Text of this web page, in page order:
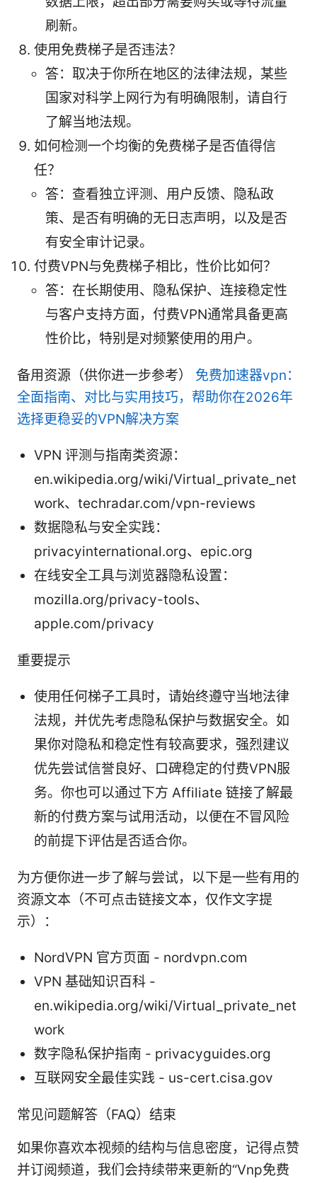
刷新。
使用免费梯子是否违法？
答：取决于你所在地区的法律法规，某些
国家对科学上网行为有明确限制，请自行
了解当地法规。
如何检测一个均衡的免费梯子是否值得信
任？
答：查看独立评测、用户反馈、隐私政
策、是否有明确的无日志声明，以及是否
有安全审计记录。
付费VPN与免费梯子相比，性价比如何？
答：在长期使用、隐私保护、连接稳定性
与客户支持方面，付费VPN通常具备更高
性价比，特别是对频繁使用的用户。
备用资源（供你进一步参考） 免费加速器vpn：
全面指南、对比与实用技巧，帮助你在2026年
选择更稳妥的VPN解决方案
VPN 评测与指南类资源：
en.wikipedia.org/wiki/Virtual_private_net
work、techradar.com/vpn-reviews
数据隐私与安全实践：
privacyinternational.org、epic.org
在线安全工具与浏览器隐私设置：
mozilla.org/privacy-tools、
apple.com/privacy
重要提示
使用任何梯子工具时，请始终遵守当地法律
法规，并优先考虑隐私保护与数据安全。如
果你对隐私和稳定性有较高要求，强烈建议
优先尝试信誉良好、口碑稳定的付费VPN服
务。你也可以通过下方 Affiliate 链接了解最
新的付费方案与试用活动，以便在不冒风险
的前提下评估是否适合你。
为方便你进一步了解与尝试，以下是一些有用的
资源文本（不可点击链接文本，仅作文字提
示）：
NordVPN 官方页面 - nordvpn.com
VPN 基础知识百科 -
en.wikipedia.org/wiki/Virtual_private_net
work
数字隐私保护指南 - privacyguides.org
互联网安全最佳实践 - us-cert.cisa.gov
常见问题解答（FAQ）结束
如果你喜欢本视频的结构与信息密度，记得点赞
并订阅频道，我们会持续带来更新的“Vnp免费